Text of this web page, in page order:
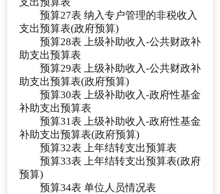
预算27表 纳入专户管理的非税收入
支出预算表(政府预算)
预算28表 上级补助收入-公共财政补
助支出预算表
预算29表 上级补助收入-公共财政补
助支出预算表(政府预算)
预算30表 上级补助收入-政府性基金
补助支出预算表
预算31表 上级补助收入-政府性基金
补助支出预算表(政府预算)
预算32表
上年结转支出预算表
预算33表 上年结转支出预算表(政府
预算)
预算34表 单位人员情况表